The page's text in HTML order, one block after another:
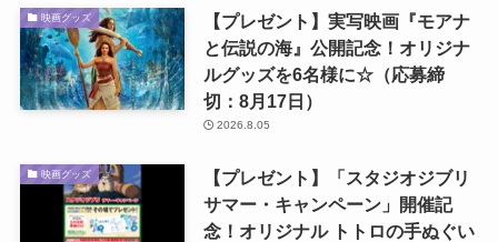
映画グッズ
【プレゼント】実写映画『モアナ
と伝説の海』公開記念！オリジナ
ルグッズを6名様に☆（応募締
切：8月17日）
2026.8.05
映画グッズ
【プレゼント】「スタジオジブリ
サマー・キャンペーン」開催記
念！オリジナル トトロの手ぬぐい